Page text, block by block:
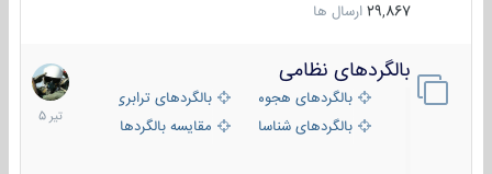
29,867 ارسال ها
بالگردهای نظامی
بالگردهای هجومی
بالگردهای ترابری
بالگردهای شناسایی
مقایسه بالگردها
22
تیر
1405